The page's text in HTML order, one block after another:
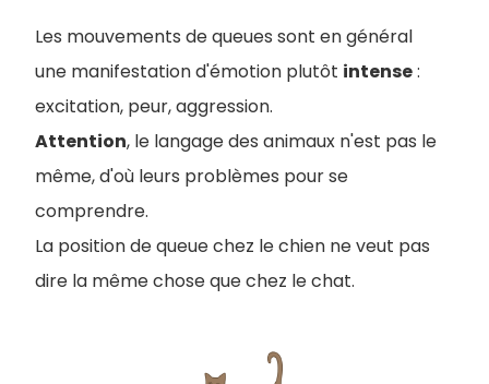
Les mouvements de queues sont en général
une manifestation d'émotion plutôt intense:
excitation, peur, aggression.
Attention, le langage des animaux n'est pas le
même, d'où leurs problèmes pour se
comprendre.
La position de queue chez le chien ne veut pas
dire la même chose que chez le chat.